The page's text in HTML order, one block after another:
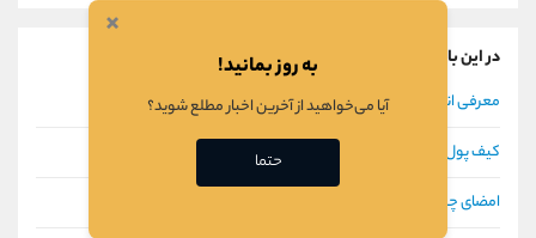
در این باره بیشتر بخوانید
معرفی انواع کیف پول بیت کوین (BTC)
کیف پول کاغذی چیست؟
امضای چندگانه
×
به روز بمانید!
آیا می‌خواهید از آخرین اخبار مطلع شوید؟
حتما